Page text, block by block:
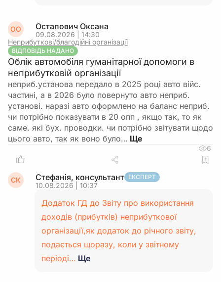
ОО Остапович Оксана
09.08.2026 | 14:30
Неприбуткові/благодійні організації
ВІДПОВІДЬ НАДАНО
Облік автомобіля гуманітарної допомоги в
неприбутковій організації
неприб.установа передало в 2025 році авто війс.
частині, а в 2026 було повернуто авто неприб.
установі. наразі авто оформлено на баланс неприб.
чи потрібно показувати в 20 опп , якщо так, то як
саме. які бух. проводки. чи потрібно звітувати щодо
цього авто, так як воно було…
6
СК Стефанія, консультант ЕКСПЕРТ
10.08.2026 | 10:37
Додаток ГД до Звіту про використання
доходів (прибутків) неприбуткової
організації,як додаток до річного звіту,
подається щоразу, коли у звітному
періоді… Ще